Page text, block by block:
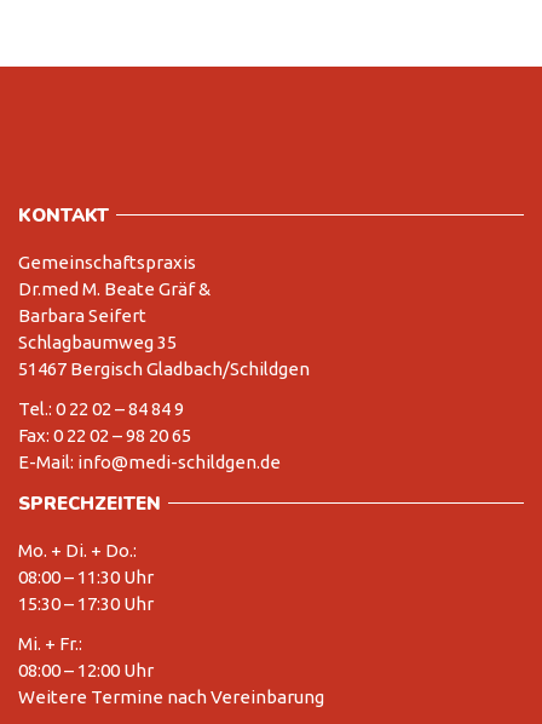
KONTAKT
Gemeinschaftspraxis
Dr.med M. Beate Gräf &
Barbara Seifert
Schlagbaumweg 35
51467 Bergisch Gladbach/Schildgen
Tel.: 0 22 02 – 84 84 9
Fax: 0 22 02 – 98 20 65
E-Mail: info@medi-schildgen.de
SPRECHZEITEN
Mo. + Di. + Do.:
08:00 – 11:30 Uhr
15:30 – 17:30 Uhr
Mi. + Fr.:
08:00 – 12:00 Uhr
Weitere Termine nach Vereinbarung